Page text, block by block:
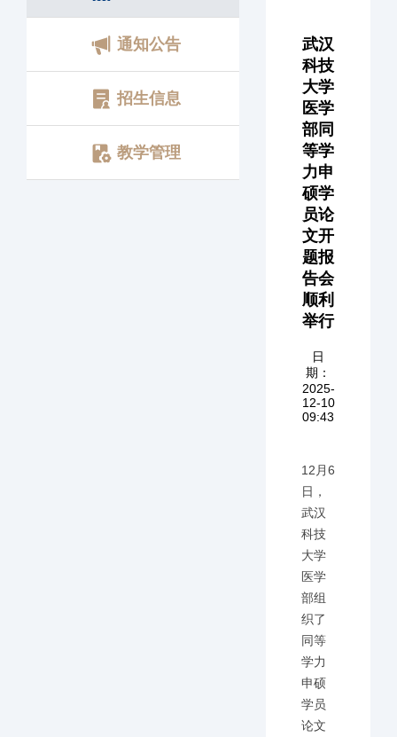
通知公告
招生信息
教学管理
武汉
科技
大学
医学
部同
等学
力申
硕学
员论
文开
题报
告会
顺利
举行
日
期：
2025-
12-10
09:43
12月6
日，
武汉
科技
大学
医学
部组
织了
同等
学力
申硕
学员
论文